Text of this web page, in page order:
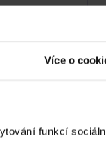
Více o
funkcí